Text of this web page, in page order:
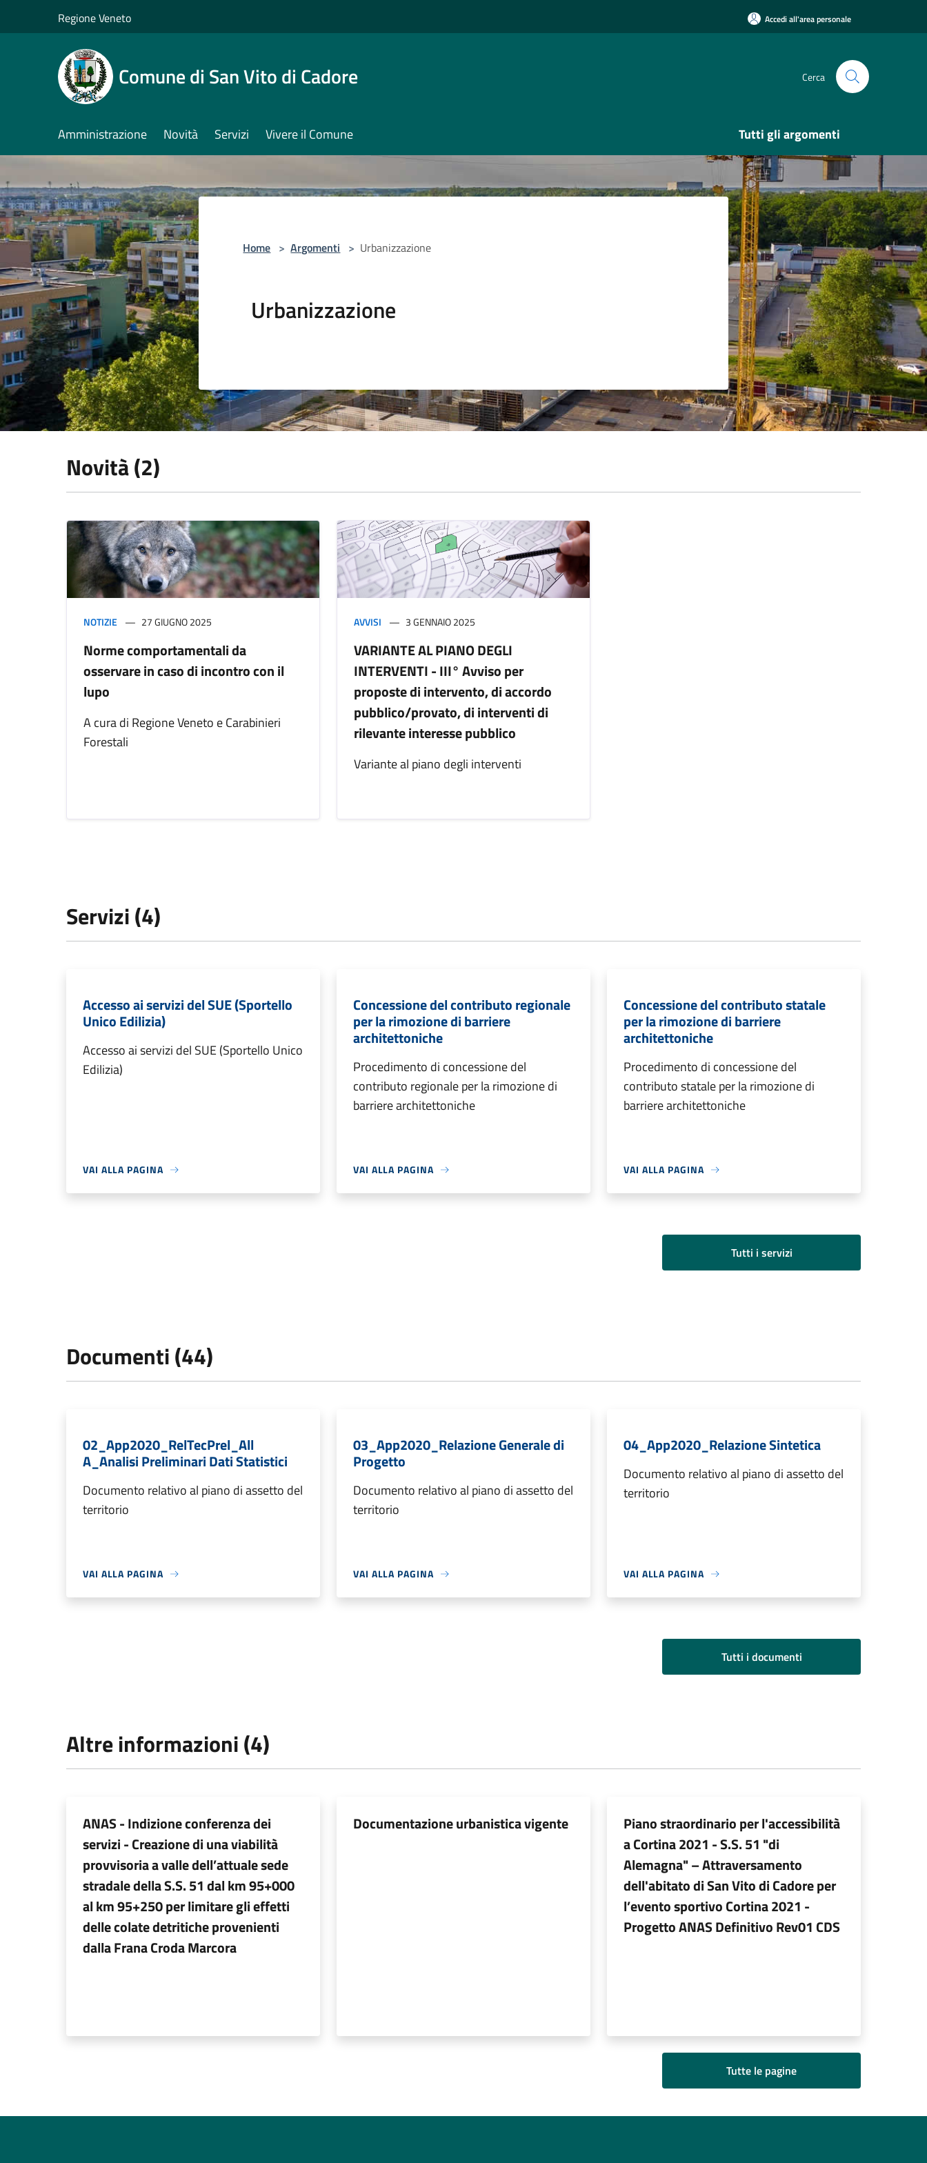
Regione Veneto Accedi all'area personale
Comune di San Vito di Cadore Cerca
Amministrazione Novità Servizi Vivere il Comune Tutti gli argomenti
Home > Argomenti > Urbanizzazione
Urbanizzazione
Novità (2)
NOTIZIE 27 GIUGNO 2025
Norme comportamentali da
osservare in caso di incontro con il
lupo
A cura di Regione Veneto e Carabinieri
Forestali
AVVISI 3 GENNAIO 2025
VARIANTE AL PIANO DEGLI
INTERVENTI - III° Avviso per
proposte di intervento, di accordo
pubblico/provato, di interventi di
rilevante interesse pubblico
Variante al piano degli interventi
Servizi (4)
Accesso ai servizi del SUE (Sportello
Unico Edilizia)
Accesso ai servizi del SUE (Sportello Unico
Edilizia)
VAI ALLA PAGINA
Concessione del contributo regionale
per la rimozione di barriere
architettoniche
Procedimento di concessione del
contributo regionale per la rimozione di
barriere architettoniche
VAI ALLA PAGINA
Concessione del contributo statale
per la rimozione di barriere
architettoniche
Procedimento di concessione del
contributo statale per la rimozione di
barriere architettoniche
VAI ALLA PAGINA
Tutti i servizi
Documenti (44)
02_App2020_RelTecPrel_All
A_Analisi Preliminari Dati Statistici
Documento relativo al piano di assetto del
territorio
VAI ALLA PAGINA
03_App2020_Relazione Generale di
Progetto
Documento relativo al piano di assetto del
territorio
VAI ALLA PAGINA
04_App2020_Relazione Sintetica
Documento relativo al piano di assetto del
territorio
VAI ALLA PAGINA
Tutti i documenti
Altre informazioni (4)
ANAS - Indizione conferenza dei
servizi - Creazione di una viabilità
provvisoria a valle dell’attuale sede
stradale della S.S. 51 dal km 95+000
al km 95+250 per limitare gli effetti
delle colate detritiche provenienti
dalla Frana Croda Marcora
Documentazione urbanistica vigente
Piano straordinario per l'accessibilità
a Cortina 2021 - S.S. 51 "di
Alemagna" – Attraversamento
dell'abitato di San Vito di Cadore per
l’evento sportivo Cortina 2021 -
Progetto ANAS Definitivo Rev01 CDS
Tutte le pagine